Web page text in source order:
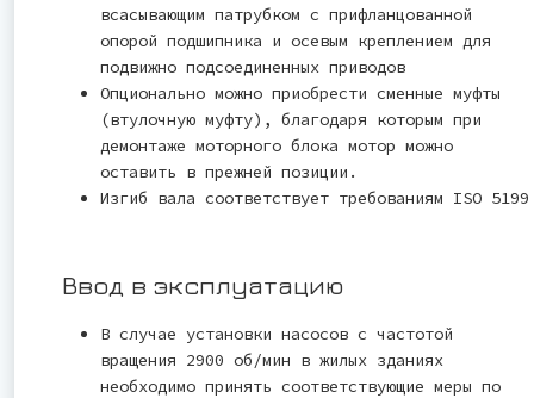
всасывающим патрубком с прифланцованной
опорой подшипника и осевым креплением для
подвижно подсоединенных приводов
Опционально можно приобрести сменные муфты
(втулочную муфту), благодаря которым при
демонтаже моторного блока мотор можно
оставить в прежней позиции.
Изгиб вала соответствует требованиям ISO 5199
Ввод в эксплуатацию
В случае установки насосов с частотой
вращения 2900 об/мин в жилых зданиях
необходимо принять соответствующие меры по